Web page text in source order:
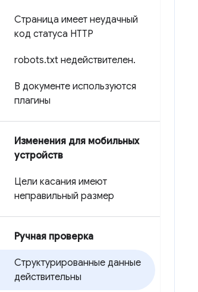
Страница имеет неудачный
код статуса HTTP
robots.txt недействителен.
В документе используются
плагины
Изменения для мобильных
устройств
Цели касания имеют
неправильный размер
Ручная проверка
Структурированные данные
действительны